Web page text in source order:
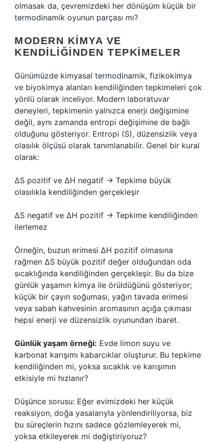
olmasak da, çevremizdeki her dönüşüm küçük bir
termodinamik oyunun parçası mı?
MODERN KIMYA VE
KENDILIĞINDEN TEPKIMELER
Günümüzde kimyasal termodinamik, fizikokimya
ve biyokimya alanları kendiliğinden tepkimeleri çok
yönlü olarak inceliyor. Modern laboratuvar
deneyleri, tepkimenin yalnızca enerji değişimine
değil, aynı zamanda entropi değişimine de bağlı
olduğunu gösteriyor. Entropi (S), düzensizlik veya
olasılık ölçüsü olarak tanımlanabilir. Genel bir kural
olarak:
ΔS pozitif ve ΔH negatif → Tepkime büyük
olasılıkla kendiliğinden gerçekleşir
ΔS negatif ve ΔH pozitif → Tepkime kendiliğinden
ilerlemez
Örneğin, buzun erimesi ΔH pozitif olmasına
rağmen ΔS büyük pozitif değer olduğundan oda
sıcaklığında kendiliğinden gerçekleşir. Bu da bize
günlük yaşamın kimya ile örüldüğünü gösteriyor;
küçük bir çayın soğuması, yağın tavada erimesi
veya sabah kahvesinin aromasının açığa çıkması
hepsi enerji ve düzensizlik oyunundan ibaret.
Günlük yaşam örneği: Evde limon suyu ve
karbonat karışımı kabarcıklar oluşturur. Bu tepkime
kendiliğinden mi, yoksa sıcaklık ve karışımın
etkisiyle mi hızlanır?
Düşünce sorusu: Eğer evimizdeki her küçük
reaksiyon, doğa yasalarıyla yönlendiriliyorsa, biz
bu süreçlerin hızını sadece gözlemleyerek mi,
yoksa etkileyerek mi değiştiriyoruz?